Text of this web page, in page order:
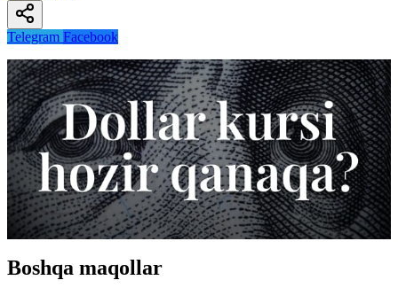
Telegram Facebook
Boshqa maqollar